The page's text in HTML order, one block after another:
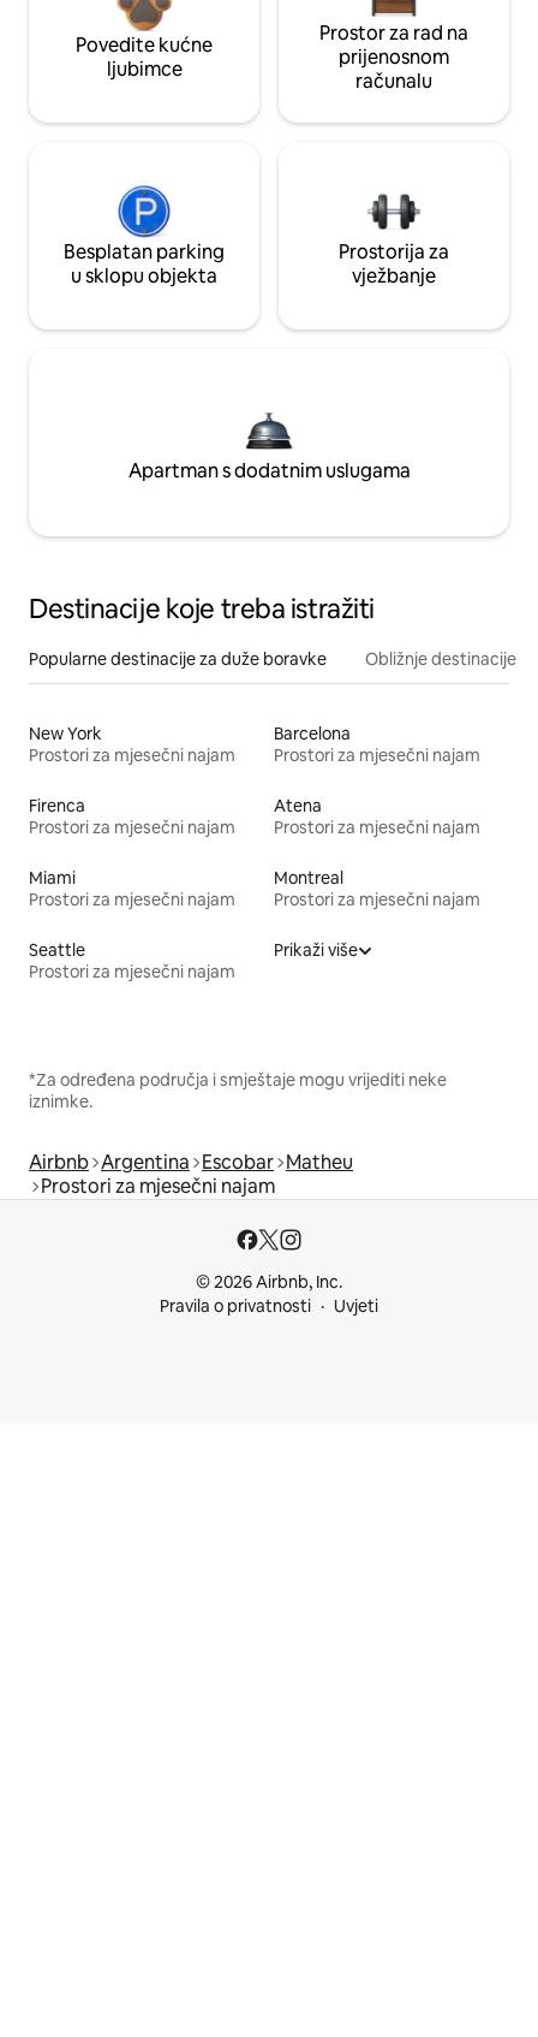
Povedite kućne
ljubimce
Prostor za rad na
prijenosnom
računalu
Besplatan parking
u sklopu objekta
Prostorija za
vježbanje
Apartman s dodatnim uslugama
Destinacije koje treba istražiti
Popularne destinacije za duže boravke Obližnje destinacije
New York
Prostori za mjesečni najam
Barcelona
Prostori za mjesečni najam
Firenca
Prostori za mjesečni najam
Atena
Prostori za mjesečni najam
Miami
Prostori za mjesečni najam
Montreal
Prostori za mjesečni najam
Seattle
Prostori za mjesečni najam
Prikaži više
*Za određena područja i smještaje mogu vrijediti neke
iznimke.
Airbnb Argentina Escobar Matheu
Prostori za mjesečni najam
© 2026 Airbnb, Inc.
Pravila o privatnosti
Uvjeti